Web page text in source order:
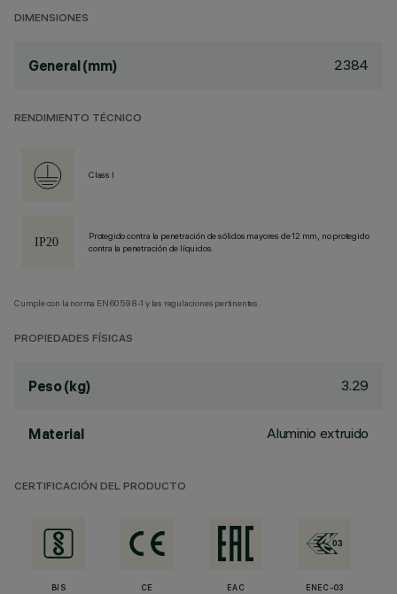
DIMENSIONES
General (mm) 2384
RENDIMIENTO TÉCNICO
Class I
Protegido contra la penetración de sólidos mayores de 12 mm, no protegido
contra la penetración de líquidos.
Cumple con la norma EN60598-1 y las regulaciones pertinentes.
PROPIEDADES FÍSICAS
Peso (kg) 3.29
Material Aluminio extruido
CERTIFICACIÓN DEL PRODUCTO
BIS CE EAC ENEC-03